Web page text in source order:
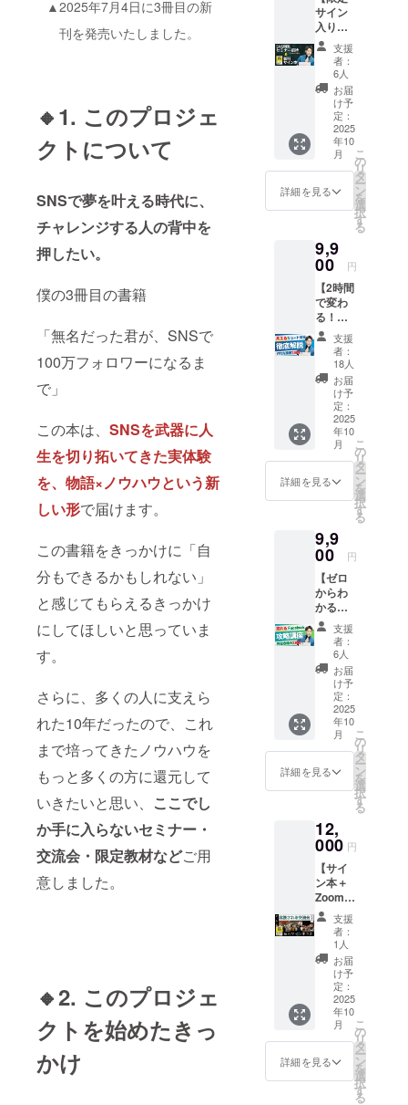
▲2025年7月4日に3冊目の新
刊を発売いたしました。
🔸1. このプロジェ
クトについて
SNSで夢を叶える時代に、
チャレンジする人の背中を
押したい。
僕の3冊目の書籍
「無名だった君が、SNSで
100万フォロワーになるま
で」
この本は、 SNSを武器に人
生を切り拓いてきた実体験
を、物語×ノウハウという新
しい形で届けます。
この書籍をきっかけに「自
分もできるかもしれない」
と感じてもらえるきっかけ
にしてほしいと思っていま
す。
さらに、多くの人に支えら
れた10年だったので、これ
まで培ってきたノウハウを
もっと多くの方に還元して
いきたいと思い、 ここでし
か手に入らないセミナー・
交流会・限定教材などご用
意しました。
🔸2. このプロジェ
クトを始めたきっ
かけ
参加で
きない
方も、
アーカ
イブで
繰り返
し学べ
ます。
●こんな
方にお
すすめ
・SNS
して発
信を広
悩みを
突破す
るヒン
トが欲
しい ・
継続で
きるモ
チベー
ション
を高め
たい ・
成功事
例や実
体験に
基づい
を得た
い ●
内容 ・
心を込
めたお
礼メッ
セージ
・SNS
スペ
シャル
セミ
ナーご
招待
（アー
カイブ
視聴可
能）
実施概
要：120
分×1回
有効
2025年
12月31
日まで
受講
方法：
オンラ
イン
（Zoom
び」と
「応
援」の
両方を
受け取
れる特
別セッ
トで
す。 あ
なたの
れたい
・SNS
を始め
たいけ
ど、何
から始
めれば
いいか
わから
ない ・
発信を
るが、
伸び悩
体験に
基づい
た“リア
ルなノ
ウハ
ウ”を学
びたい
新刊で
あなた
の挑戦
に応援
を届け
ます！
え方・
継続の
コツな
どを惜
しみな
く語っ
た特別
講座！
TikTok
Instagr
am・
YouTub
eなど、
フォー
ムにも
応用で
きる内
容で、
初心者
の方で
も「ま
ず何か
ら始め
ればい
いか」
が分か
るセミ
ナーで
実施概
要：120
分×１回
期限：
2025年
12月31
日迄 ・
受講方
法：オ
ンライ
（Zoom
）を使
用しま
す。 ②
あなた
への激
励メッ
「挑戦
したい
けど、
自信が
な
い…」
そんな
方の背
中を
そっと
押
す“とっ
しー”か
らの激
励メッ
セージ
付き あ
チャレ
ンジ
okアカ
ウント
にて、
ご支援
いただ
いたあ
なたの
お名
前、
SNSア
カウン
トをご
紹介投
す！
「もっ
と多く
の人に
知って
もらい
たい想
いがあ
る」
「SNS
での発
信を広
げてい
きた
い」
「今、
挑戦し
そんな
あなた
の活動
を、
とっ
しーが
心を込
めて応
援＆発
信させ
ていた
だきま
す！ こ
んな方
におす
SNSの
認知を
人・事
業者の
方 ・こ
れから
発信を
がんば
りたい
方 ・
とっ
しーの
世界観
に共感
し、一
緒に盛
り上げ
ご紹介
方法に
サイン
入り！
新刊×特
別セミ
ナー
セッ
ト】
SNSの
本質が
詰まっ
た1冊
と、学
びを深
めるセ
ミナー
たへ ！
このリ
ターン
では、
とっ
しー直
筆サイ
ン入り
新刊
『無名
だった
君が、
SNSで
100万
フォロ
ワーに
なる』
別セミ
ナーご
招待
（アー
カイブ
あ
り）」
をセッ
トでお
届けし
ます！
書籍に
は、
SNSで
ゼロか
ら人生
を変え
年かけ
て蓄積
したバ
ズの法
則、伸
びる人
の思
考、習
慣、戦
略を
ぎゅっ
と詰め
込みま
した。
セミ
は、書
籍では
支援
者：
6人
お届
け予
定：
2025
年10
月
詳細を見る
こ
の
リ
タ
ー
ン
を
選
択
す
る
9,9
00 円
【2時間
で変わ
る！
ショー
ト動画
作り講
座】 ＼
SNSで
バズ
る“動画
の型”を
一気に
習得！
／
TikTok
、
amリー
ル、
YouTub
eショー
ト── 今
やSNS
で最も
伸びて
いるの
が
「ショ
ート動
画」で
す。 こ
の講座
では、
SNS総
とっ
しー
が、 こ
れまで
300以上
のアカ
ウント
を伸ば
してき
た “バズ
ショー
ト動画
の作り
方”を、
実例
たっぷ
支援
者：
18人
お届
け予
定：
2025
年10
月
詳細を見る
こ
の
リ
タ
ー
ン
を
選
択
す
る
9,9
00 円
【ゼロ
からわ
かる！
Facebo
ok攻略
講座（2
時
間）】
＼ 投稿
が届
く！つ
なが
る！売
れる！
／
「Face
てもう
古いの
で
は？」
と思っ
ていま
せん
か？ 実
は、30
代〜50
代以上
のアク
ティブ
ユー
ザーが
多く、
信頼
支援
者：
6人
お届
け予
定：
2025
年10
月
詳細を見る
こ
の
リ
タ
ー
ン
を
選
択
す
る
12,
000 円
【サイ
ン本＋
Zoom飲
み会参
加券】
＼ みん
なで乾
杯！
SNSの
裏話が
聞け
ちゃう
夜 ／
とっ
しー直
筆サイ
支援
者：
1人
お届
け予
定：
2025
年10
月
詳細を見る
こ
の
リ
タ
ー
ン
を
選
択
す
る